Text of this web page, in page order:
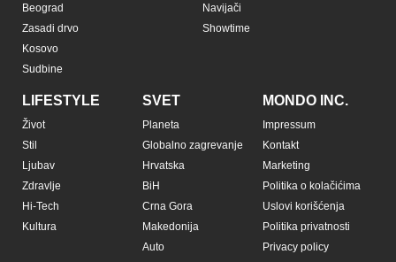
Beograd
Zasadi drvo
Kosovo
Sudbine
Navijači
Showtime
LIFESTYLE
Život
Stil
Ljubav
Zdravlje
Hi-Tech
Kultura
SVET
Planeta
Globalno zagrevanje
Hrvatska
BiH
Crna Gora
Makedonija
Auto
MONDO INC.
Impressum
Kontakt
Marketing
Politika o kolačićima
Uslovi korišćenja
Politika privatnosti
Privacy policy